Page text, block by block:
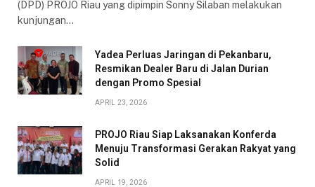
(DPD) PROJO Riau yang dipimpin Sonny Silaban melakukan
kunjungan…
Yadea Perluas Jaringan di Pekanbaru,
Resmikan Dealer Baru di Jalan Durian
dengan Promo Spesial
APRIL 23, 2026
PROJO Riau Siap Laksanakan Konferda
Menuju Transformasi Gerakan Rakyat yang
Solid
APRIL 19, 2026